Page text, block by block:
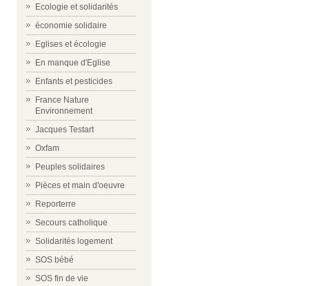
Ecologie et solidarités
économie solidaire
Eglises et écologie
En manque d'Eglise
Enfants et pesticides
France Nature
Environnement
Jacques Testart
Oxfam
Peuples solidaires
Pièces et main d'oeuvre
Reporterre
Secours catholique
Solidarités logement
SOS bébé
SOS fin de vie